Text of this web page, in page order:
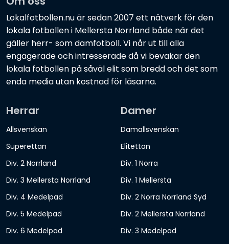
Lokalfotbollen.nu är sedan 2007 ett nätverk för den
lokala fotbollen i Mellersta Norrland både när det
gäller herr- som damfotboll. Vi når ut till alla
engagerade och intresserade då vi bevakar den
lokala fotbollen på såväl elit som bredd och det som
enda media utan kostnad för läsarna.
Herrar
Allsvenskan
Superettan
Div. 2 Norrland
Div. 3 Mellersta Norrland
Div. 4 Medelpad
Div. 5 Medelpad
Div. 6 Medelpad
Damer
Damallsvenskan
Elitettan
Div. 1 Norra
Div. 1 Mellersta
Div. 2 Norra Norrland Syd
Div. 2 Mellersta Norrland
Div. 3 Medelpad